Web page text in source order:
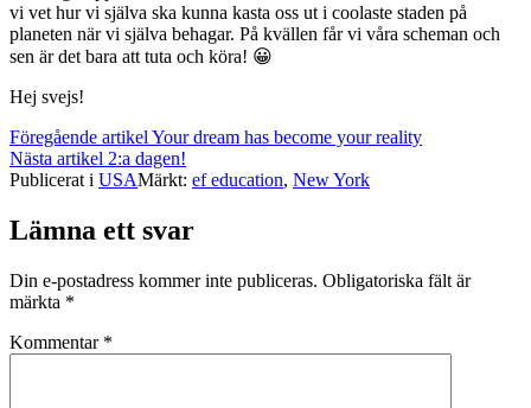
vi vet hur vi själva ska kunna kasta oss ut i coolaste staden på
planeten när vi själva behagar. På kvällen får vi våra scheman och
sen är det bara att tuta och köra! 😀
Hej svejs!
Fortsätt
läsa
Föregående artikel Your dream has become your reality
Nästa artikel 2:a dagen!
Publicerat i USAMärkt: ef education, New York
Lämna ett svar
Din e-postadress kommer inte publiceras. Obligatoriska fält är
märkta *
Kommentar *